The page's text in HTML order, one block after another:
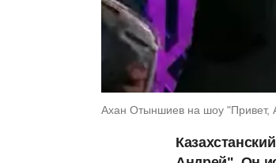
Ахан Отыншиев на шоу "Привет,